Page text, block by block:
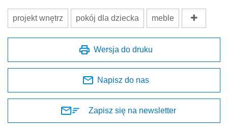
projekt wnętrz pokój dla dziecka meble
Wersja do druku
Napisz do nas
Zapisz się na newsletter